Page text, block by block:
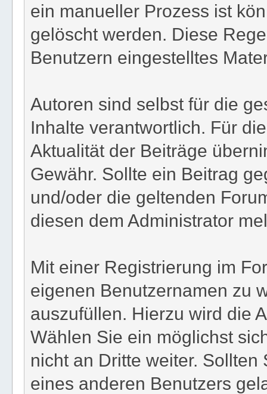
ein manueller Prozess ist
gelöscht werden. Diese
Benutzern eingestelltes
Autoren sind selbst für die
Inhalte verantwortlich. Für
Aktualität der Beiträge
Gewähr. Sollte ein Beitrag
und/oder die geltenden
diesen dem Administrator
Mit einer Registrierung im
eigenen Benutzernamen zu
auszufüllen. Hierzu wird die
Wählen Sie ein möglichst
nicht an Dritte weiter.
eines anderen Benutzers